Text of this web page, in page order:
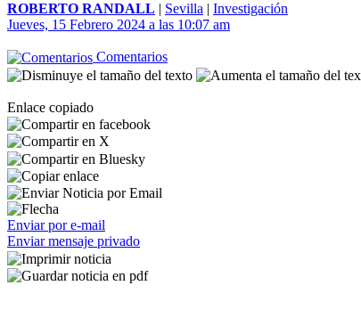
ROBERTO RANDALL | Sevilla | Investigación
Jueves, 15 Febrero 2024 a las 10:07 am
Comentarios
Enlace copiado
Enviar por e-mail
Enviar mensaje privado